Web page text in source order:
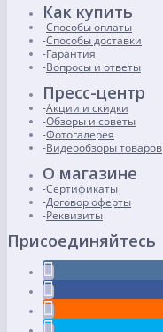
Как купить
Способы оплаты
Способы доставки
Гарантия
Вопросы и ответы
Пресс-центр
Акции и скидки
Обзоры и советы
Фотогалерея
Видеообзоры товаров
О магазине
Сертификаты
Договор оферты
Реквизиты
Присоединяйтесь